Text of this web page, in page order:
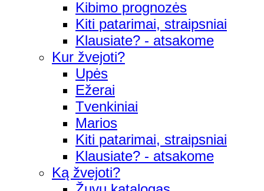
Kibimo prognozės
Kiti patarimai, straipsniai
Klausiate? - atsakome
Kur žvejoti?
Upės
Ežerai
Tvenkiniai
Marios
Kiti patarimai, straipsniai
Klausiate? - atsakome
Ką žvejoti?